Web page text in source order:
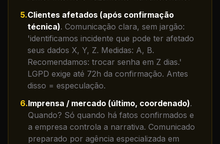
5.Clientes afetados (após confirmação
técnica). Comunicação clara, sem jargão:
'identificamos incidente que pode ter afetado
seus dados X, Y, Z. Medidas: A, B.
Recomendamos: trocar senha em Z dias.'
LGPD exige até 72h da confirmação. Antes
disso = especulação.
6.Imprensa / mercado (último, coordenado).
Quando? Só quando há fatos confirmados e
a empresa controla a narrativa. Comunicado
preparado por agência especializada em